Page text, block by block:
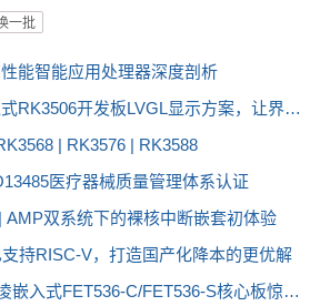
的解决
一批
能智能应用处理器深度剖析
RK3506开发板LVGL显示方案，让界面
| RK3576 | RK3588
医疗器械质量管理体系认证
AMP双系统下的裸核中断嵌套初体验
持RISC-V，打造国产化降本的更优解
嵌入式FET536-C/FET536-S核心板惊艳